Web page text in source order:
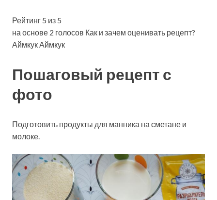
Рейтинг 5 из 5
на основе 2 голосов Как и зачем оценивать рецепт?
Аймкук Аймкук
Пошаговый рецепт с
фото
Подготовить продукты для манника на сметане и
молоке.